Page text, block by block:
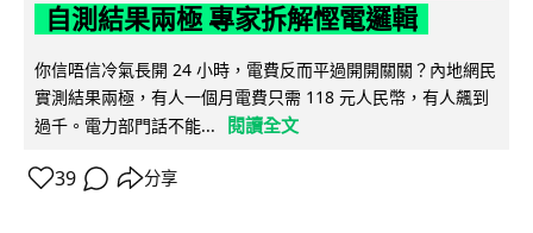
自測結果兩極 專家拆解慳電邏輯
你信唔信冷氣長開 24 小時，電費反而平過開開關關？內地網民
實測結果兩極，有人一個月電費只需 118 元人民幣，有人飆到
過千。電力部門話不能...
閱讀全文
39 分享